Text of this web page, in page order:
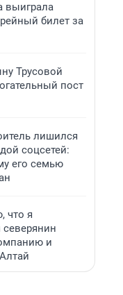
выиграла
билет за
Трусовой
пост
лишился
соцсетей:
его семью
что я
северянин
и